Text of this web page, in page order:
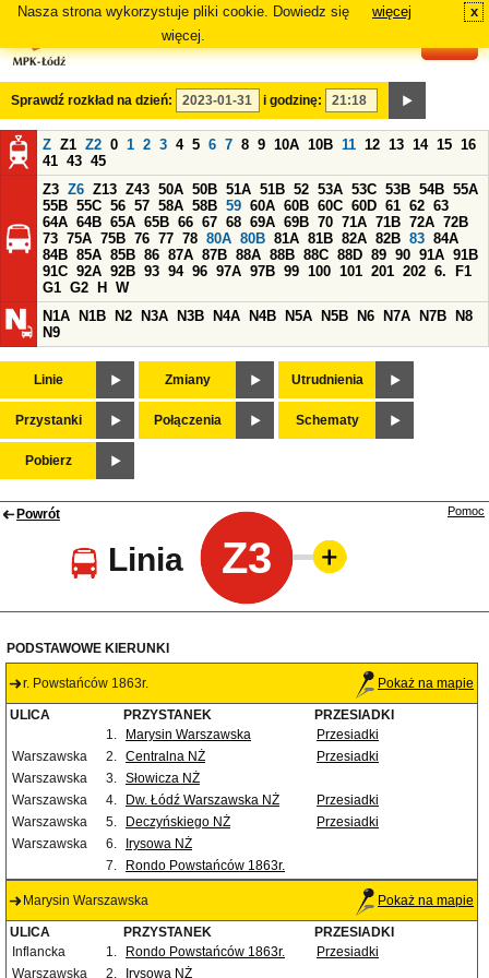
Nasza strona wykorzystuje pliki cookie. Dowiedz się
więcej.
więcej x
Sprawdź rozkład na dzień: i godzinę:
Z Z1 Z2 0 1 2 3 4 5 6 7 8 9 10A 10B 11 12 13 14 15 16
41 43 45
Z3 Z6 Z13 Z43 50A 50B 51A 51B 52 53A 53C 53B 54B 55A
55B 55C 56 57 58A 58B 59 60A 60B 60C 60D 61 62 63
64A 64B 65A 65B 66 67 68 69A 69B 70 71A 71B 72A 72B
73 75A 75B 76 77 78 80A 80B 81A 81B 82A 82B 83 84A
84B 85A 85B 86 87A 87B 88A 88B 88C 88D 89 90 91A 91B
91C 92A 92B 93 94 96 97A 97B 99 100 101 201 202 6.
F1
G1 G2 H
W
N1A
N1B N2 N3A N3B N4A N4B N5A N5B N6 N7A N7B
N8
N9
Linie Zmiany Utrudnienia
Przystanki Połączenia Schematy
Pobierz
Powrót
Linia Z3
Pomoc
PODSTAWOWE KIERUNKI
r. Powstańców 1863r. Pokaż na mapie
ULICA PRZYSTANEK
PRZESIADKI
1.
Marysin Warszawska
Przesiadki
Warszawska
2. Centralna NŻ
Przesiadki
Warszawska
3. Słowicza NŻ
Warszawska
4. Dw. Łódź Warszawska NŻ
Przesiadki
Warszawska
5. Deczyńskiego NŻ
Przesiadki
Warszawska
6.
Irysowa NŻ
7.
Rondo Powstańców 1863r.
Marysin Warszawska Pokaż na mapie
ULICA PRZYSTANEK
PRZESIADKI
Inflancka
1. Rondo Powstańców 1863r.
Przesiadki
Warszawska
2. Irysowa NŻ